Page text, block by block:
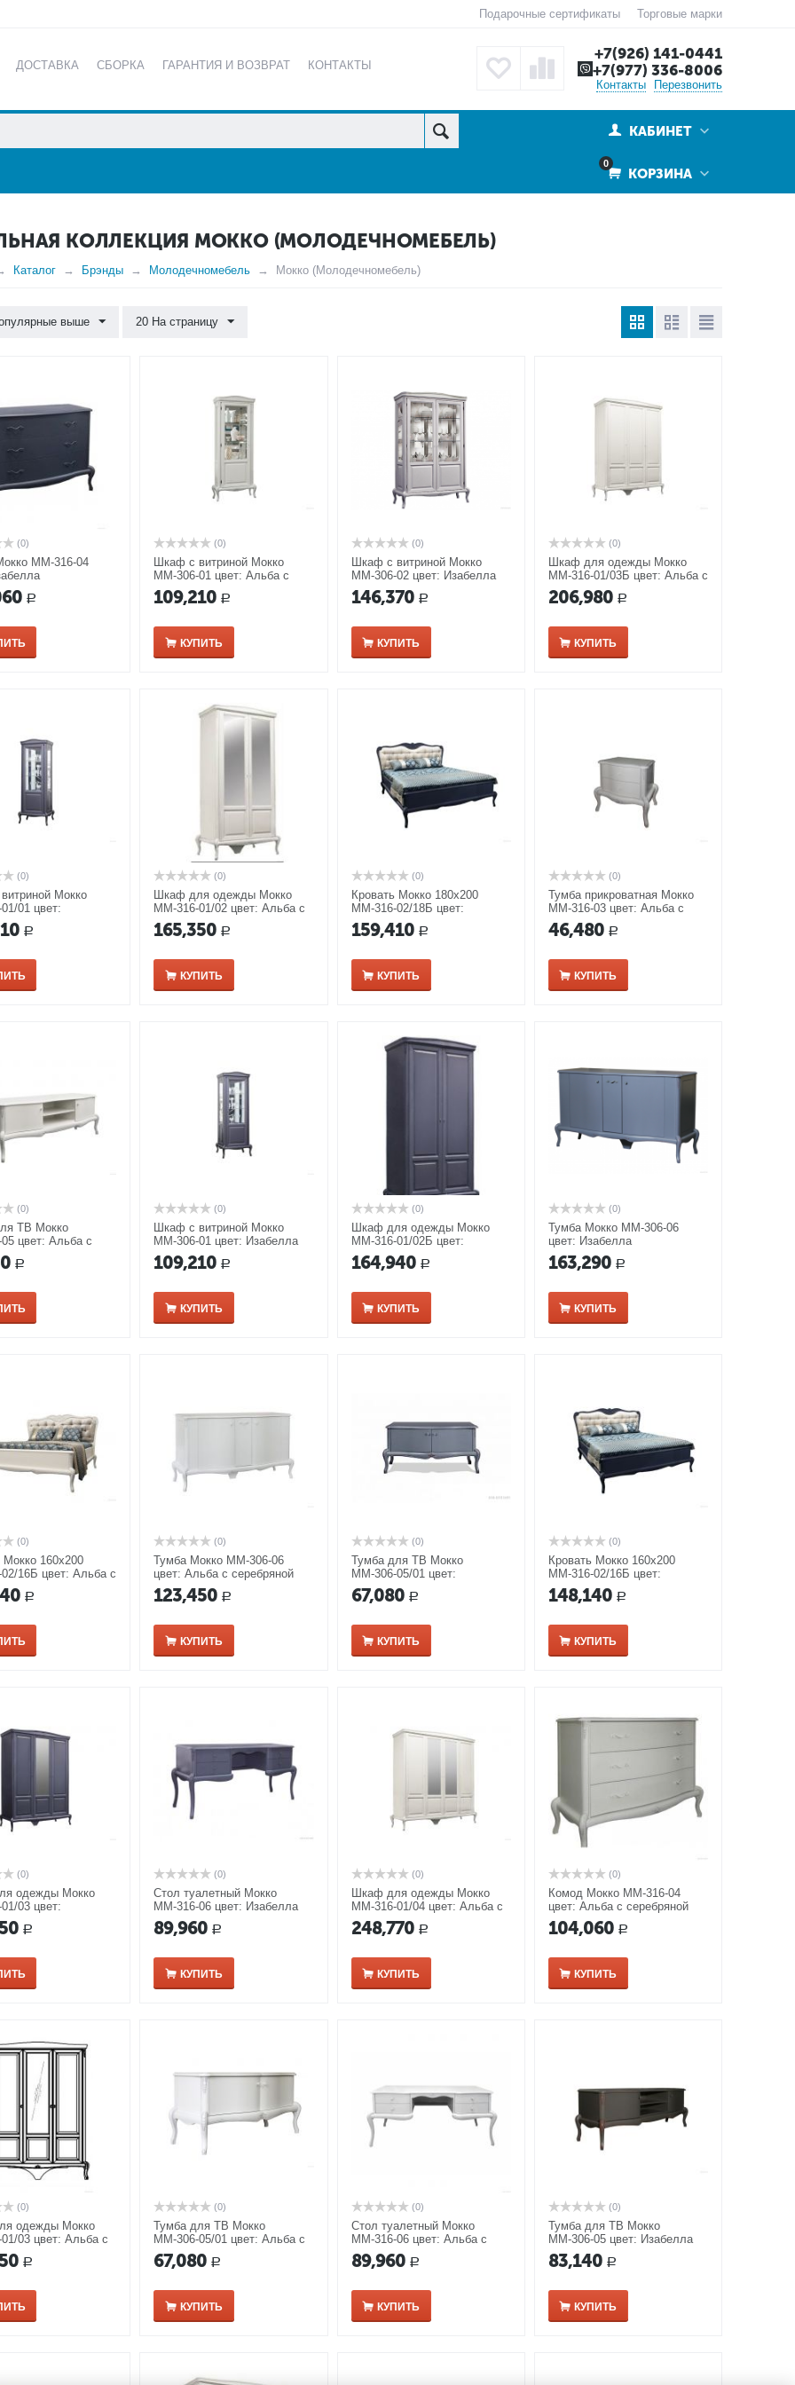
Подарочные сертификаты Торговые марки
ДОСТАВКА СБОРКА ГАРАНТИЯ И ВОЗВРАТ КОНТАКТЫ
+7(926) 141-0441
+7(977) 336-8006
Контакты Перезвонить
КАБИНЕТ
0
КОРЗИНА
КОЛЛЕКЦИЯ МОККО (МОЛОДЕЧНОМЕБЕЛЬ)
Каталог Брэнды Молодечномебель Мокко (Молодечномебель)
выше 20 На страницу
(0)
ММ-316-04
Р
(0)
Шкаф с витриной Мокко
ММ-306-01 цвет: Альба с
серебряной патиной
109,210 Р
КУПИТЬ
(0)
Шкаф с витриной Мокко
ММ-306-02 цвет: Изабелла
146,370 Р
КУПИТЬ
(0)
Шкаф для одежды Мокко
ММ-316-01/03Б цвет: Альба с
серебряной патиной
206,980 Р
КУПИТЬ
(0)
Мокко
01 цвет:
Р
(0)
Шкаф для одежды Мокко
ММ-316-01/02 цвет: Альба с
серебряной патиной
165,350 Р
КУПИТЬ
(0)
Кровать Мокко 180х200
ММ-316-02/18Б цвет:
Изабелла
159,410 Р
КУПИТЬ
(0)
Тумба прикроватная Мокко
ММ-316-03 цвет: Альба с
серебряной патиной
46,480 Р
КУПИТЬ
(0)
ТВ Мокко
цвет: Альба с
патиной
Р
(0)
Шкаф с витриной Мокко
ММ-306-01 цвет: Изабелла
109,210 Р
КУПИТЬ
(0)
Шкаф для одежды Мокко
ММ-316-01/02Б цвет:
Изабелла
164,940 Р
КУПИТЬ
(0)
Тумба Мокко ММ-306-06
цвет: Изабелла
163,290 Р
КУПИТЬ
(0)
Мокко 160х200
16Б цвет: Альба с
патиной
Р
(0)
Тумба Мокко ММ-306-06
цвет: Альба с серебряной
патиной
123,450 Р
КУПИТЬ
(0)
Тумба для ТВ Мокко
ММ-306-05/01 цвет:
Изабелла
67,080 Р
КУПИТЬ
(0)
Кровать Мокко 160х200
ММ-316-02/16Б цвет:
Изабелла
148,140 Р
КУПИТЬ
(0)
одежды Мокко
03 цвет:
Р
(0)
Стол туалетный Мокко
ММ-316-06 цвет: Изабелла
89,960 Р
КУПИТЬ
(0)
Шкаф для одежды Мокко
ММ-316-01/04 цвет: Альба с
серебряной патиной
248,770 Р
КУПИТЬ
(0)
Комод Мокко ММ-316-04
цвет: Альба с серебряной
патиной
104,060 Р
КУПИТЬ
(0)
одежды Мокко
03 цвет: Альба с
патиной
Р
(0)
Тумба для ТВ Мокко
ММ-306-05/01 цвет: Альба с
серебряной патиной
67,080 Р
КУПИТЬ
(0)
Стол туалетный Мокко
ММ-316-06 цвет: Альба с
серебряной патиной
89,960 Р
КУПИТЬ
(0)
Тумба для ТВ Мокко
ММ-306-05 цвет: Изабелла
83,140 Р
КУПИТЬ